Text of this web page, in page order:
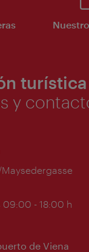
turística
y
09:00 - 18:00 h
de Viena